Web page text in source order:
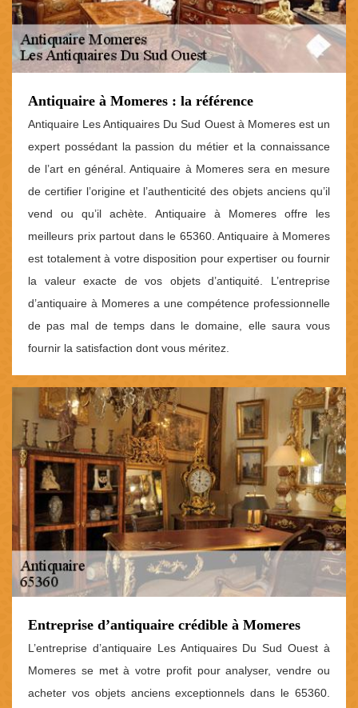
Antiquaire à Momeres : la référence
Antiquaire Les Antiquaires Du Sud Ouest à Momeres est un
expert possédant la passion du métier et la connaissance
de l’art en général. Antiquaire à Momeres sera en mesure
de certifier l’origine et l’authenticité des objets anciens qu’il
vend ou qu’il achète. Antiquaire à Momeres offre les
meilleurs prix partout dans le 65360. Antiquaire à Momeres
est totalement à votre disposition pour expertiser ou fournir
la valeur exacte de vos objets d’antiquité. L’entreprise
d’antiquaire à Momeres a une compétence professionnelle
de pas mal de temps dans le domaine, elle saura vous
fournir la satisfaction dont vous méritez.
Entreprise d’antiquaire crédible à Momeres
L’entreprise d’antiquaire Les Antiquaires Du Sud Ouest à
Momeres se met à votre profit pour analyser, vendre ou
acheter vos objets anciens exceptionnels dans le 65360.